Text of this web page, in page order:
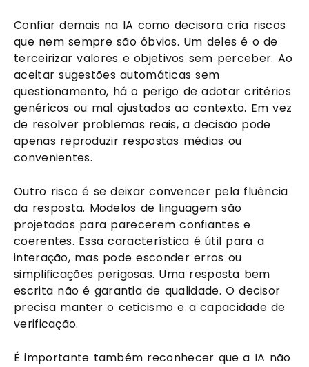
Confiar demais na IA como decisora cria riscos
que nem sempre são óbvios. Um deles é o de
terceirizar valores e objetivos sem perceber. Ao
aceitar sugestões automáticas sem
questionamento, há o perigo de adotar critérios
genéricos ou mal ajustados ao contexto. Em vez
de resolver problemas reais, a decisão pode
apenas reproduzir respostas médias ou
convenientes.
Outro risco é se deixar convencer pela fluência
da resposta. Modelos de linguagem são
projetados para parecerem confiantes e
coerentes. Essa característica é útil para a
interação, mas pode esconder erros ou
simplificações perigosas. Uma resposta bem
escrita não é garantia de qualidade. O decisor
precisa manter o ceticismo e a capacidade de
verificação.
É importante também reconhecer que a IA não